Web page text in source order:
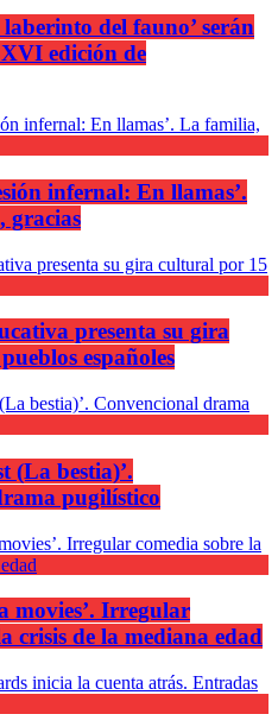
laberinto del fauno’ serán
edición de
infernal: En llamas’.
gracias
presenta su gira
españoles
(La bestia)’.
pugilístico
movies’. Irregular
crisis de la mediana edad